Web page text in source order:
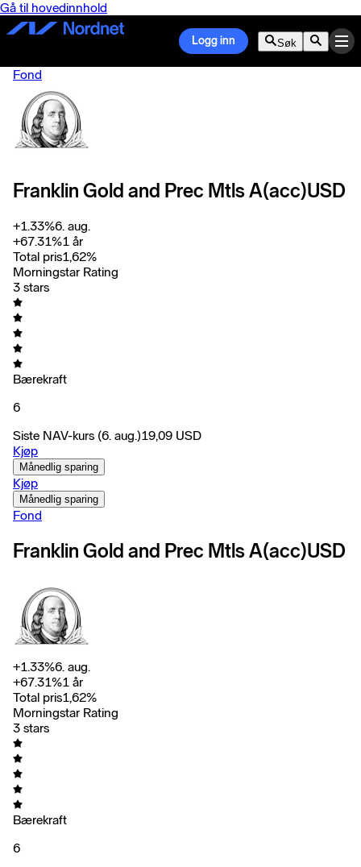
Gå til hovedinnhold
Logg inn Søk
Fond
Franklin Gold and Prec Mtls A(acc)USD
+1.33%6. aug.
+67.31%1 år
Total pris1,62%
Morningstar Rating
3 stars
Bærekraft
6
Siste NAV-kurs (6. aug.)19,09 USD
Kjøp
Månedlig sparing
Kjøp
Månedlig sparing
Fond
Franklin Gold and Prec Mtls A(acc)USD
+1.33%6. aug.
+67.31%1 år
Total pris1,62%
Morningstar Rating
3 stars
Bærekraft
6